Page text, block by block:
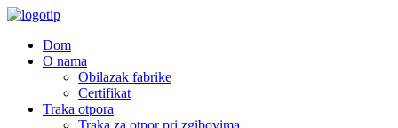
Dom
O nama
Obilazak fabrike
Certifikat
Traka otpora
Traka za otpor pri zgibovima